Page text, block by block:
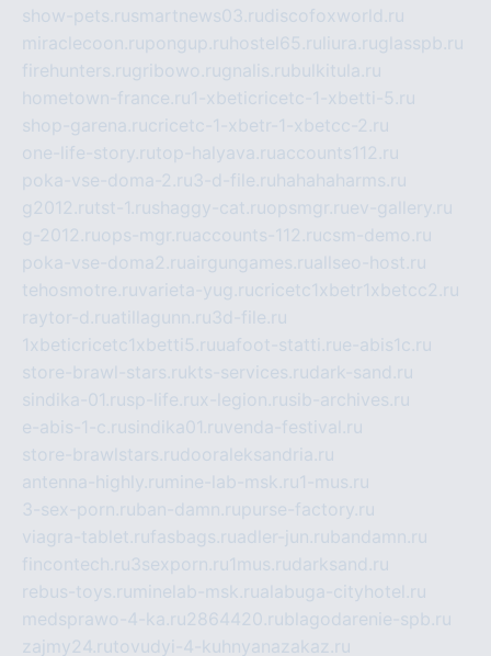
show-pets.rusmartnews03.rudiscofoxworld.ru
miraclecoon.rupongup.ru hostel65.ru liura.ruglasspb.ru
firehunters.rugribowo.rugnalis.rubulkitula.ru
hometown-france.ru1-xbeticricetc-1-xbetti-5.ru
shop-garena.rucricetc-1-xbetr-1-xbetcc-2.ru
one-life-story.rutop-halyava.ruaccounts112.ru
poka-vse-doma-2.ru3-d-file.ru hahahaharms.ru
g2012.rutst-1.rushaggy-cat.ruopsmgr.ruev-gallery.ru
g-2012.ruops-mgr.ruaccounts-112.rucsm-demo.ru
poka-vse-doma2.ruairgungames.ruallseo-host.ru
tehosmotre.ruvarieta-yug.rucricetc1xbetr1xbetcc2.ru
raytor-d.ruatillagunn.ru3d-file.ru
1xbeticricetc1xbetti5.ruuafoot-statti.rue-abis1c.ru
store-brawl-stars.rukts-services.rudark-sand.ru
sindika-01.rusp-life.rux-legion.rusib-archives.ru
e-abis-1-c.rusindika01.ruvenda-festival.ru
store-brawlstars.rudooraleksandria.ru
antenna-highly.ru mine-lab-msk.ru1-mus.ru
3-sex-porn.ruban-damn.rupurse-factory.ru
viagra-tablet.rufasbags.ruadler-jun.rubandamn.ru
fincontech.ru3sexporn.ru1mus.rudarksand.ru
rebus-toys.ru minelab-msk.rualabuga-cityhotel.ru
medsprawo-4-ka.ru2864420.rublagodarenie-spb.ru
zajmy24.rutovudyi-4-kuhnyanazakaz.ru